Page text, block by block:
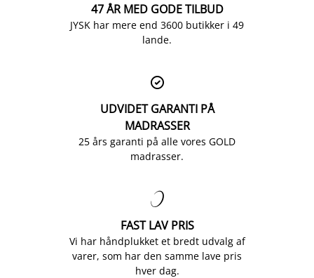
47 ÅR MED GODE TILBUD
JYSK har mere end 3600 butikker i 49
lande.

UDVIDET GARANTI PÅ
MADRASSER
25 års garanti på alle vores GOLD
madrasser.

FAST LAV PRIS
Vi har håndplukket et bredt udvalg af
varer, som har den samme lave pris
hver dag.